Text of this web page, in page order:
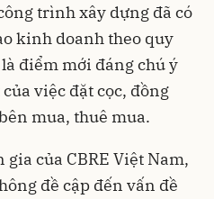
trình xây dựng đã có
kinh doanh theo quy
điểm mới đáng chú ý
việc đặt cọc, đồng
mua, thuê mua.
của CBRE Việt Nam,
đề cập đến vấn đề